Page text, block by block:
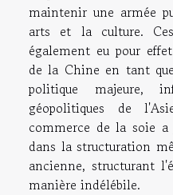
maintenir une armée
arts et la culture.
également eu pour
de la Chine en tant
politique majeure,
géopolitiques de
commerce de la soie
dans la structuration
ancienne, structurant
manière indélébile.